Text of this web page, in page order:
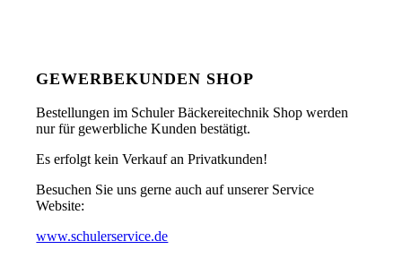
GEWERBEKUNDEN SHOP
Bestellungen im Schuler Bäckereitechnik Shop werden
nur für gewerbliche Kunden bestätigt.
Es erfolgt kein Verkauf an Privatkunden!
Besuchen Sie uns gerne auch auf unserer Service
Website:
www.schulerservice.de